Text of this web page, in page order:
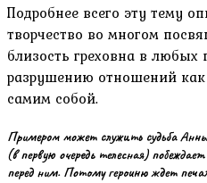
Подробнее всего эту тему
творчество во многом
близость греховна в любых
разрушению отношений как
самим собой.
Примером может служить судьба
(в первую очередь телесная)
перед ним. Потому героиню ждет